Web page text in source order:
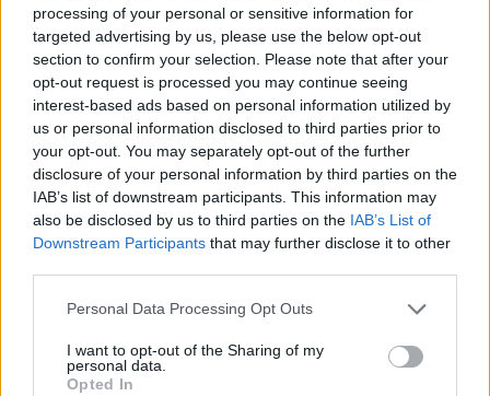
processing of your personal or sensitive information for
targeted advertising by us, please use the below opt-out
section to confirm your selection. Please note that after your
opt-out request is processed you may continue seeing
interest-based ads based on personal information utilized by
us or personal information disclosed to third parties prior to
your opt-out. You may separately opt-out of the further
disclosure of your personal information by third parties on the
IAB’s list of downstream participants. This information may
also be disclosed by us to third parties on the IAB’s List of
Downstream Participants that may further disclose it to other
Personal Data Processing Opt Outs
I want to opt-out of the Sharing of my
personal data.
Opted In